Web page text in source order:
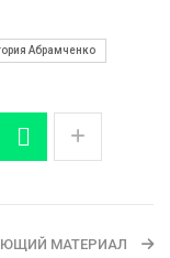
Абрамченко
МАТЕРИАЛ